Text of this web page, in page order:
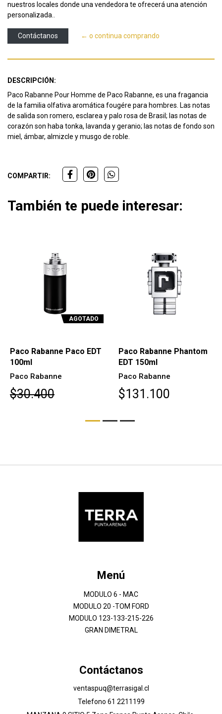
nuestros locales donde una vendedora te ofrecerá una atención
personalizada..
Contáctanos ← o continua comprando
DESCRIPCIÓN:
Paco Rabanne Pour Homme de Paco Rabanne, es una fragancia
de la familia olfativa aromática fougére para hombres. Las notas
de salida son romero, esclarea y palo rosa de Brasil; las notas de
corazón son haba tonka, lavanda y geranio; las notas de fondo son
miel, ámbar, almizcle y musgo de roble.
COMPARTIR:
También te puede interesar:
AGOTADO
Paco Rabanne Paco EDT
100ml
Paco Rabanne
$30.400
Paco Rabanne Phantom
EDT 150ml
Paco Rabanne
$131.100
Menú
MODULO 6 - MAC
MODULO 20 -TOM FORD
MODULO 123-133-215-226
GRAN DIMETRAL
Contáctanos
ventaspuq@terrasigal.cl
Telefono 61 2211199